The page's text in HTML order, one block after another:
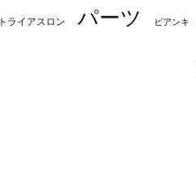
トライアスロン パーツ ビアンキ